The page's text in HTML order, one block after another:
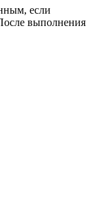
если
выполнения